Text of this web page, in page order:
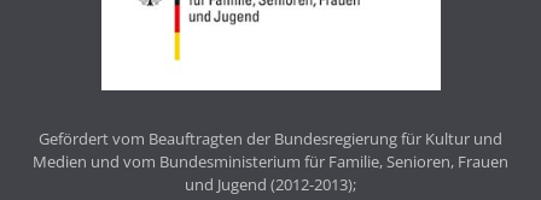
Gefördert vom Beauftragten der Bundesregierung für Kultur und
Medien und vom Bundesministerium für Familie, Senioren, Frauen
und Jugend (2012-2013);